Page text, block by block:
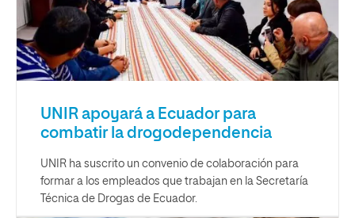
UNIR apoyará a Ecuador para
combatir la drogodependencia
UNIR ha suscrito un convenio de colaboración para
formar a los empleados que trabajan en la Secretaría
Técnica de Drogas de Ecuador.